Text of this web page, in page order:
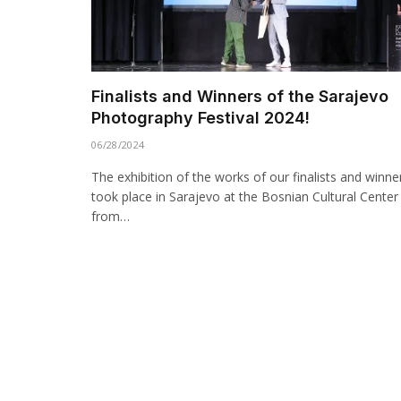
Finalists and Winners of the Sarajevo
Photography Festival 2024!
06/28/2024
The exhibition of the works of our finalists and
took place in Sarajevo at the Bosnian Cultural Center
from…